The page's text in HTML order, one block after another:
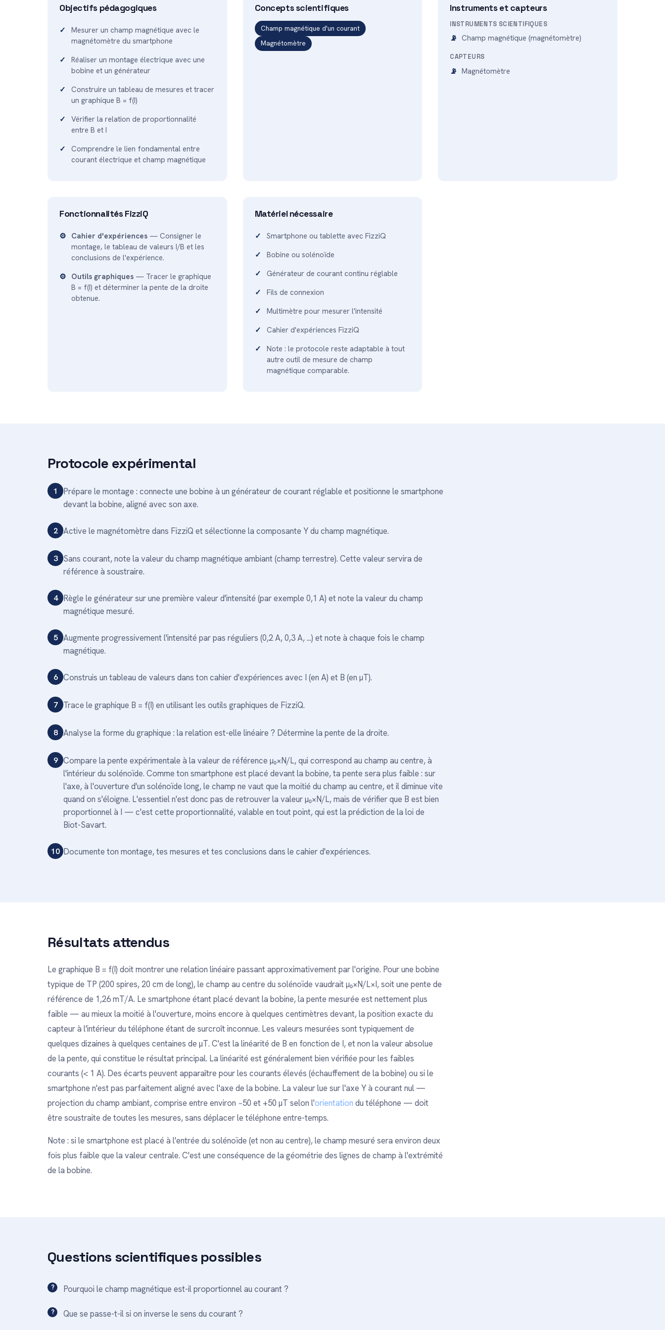
Objectifs pédagogiques
Mesurer un champ magnétique avec le
magnétomètre du smartphone
Réaliser un montage électrique avec une
bobine et un générateur
Construire un tableau de mesures et tracer
un graphique B = f(I)
Vérifier la relation de proportionnalité
entre B et I
Comprendre le lien fondamental entre
courant électrique et champ magnétique
Concepts scientifiques
Champ magnétique d'un courant
Magnétomètre
Instruments et capteurs
INSTRUMENTS SCIENTIFIQUES
Champ magnétique (magnétomètre)
CAPTEURS
Magnétomètre
Fonctionnalités FizziQ
Cahier d'expériences — Consigner le
montage, le tableau de valeurs I/B et les
conclusions de l'expérience.
Outils graphiques — Tracer le graphique
B = f(I) et déterminer la pente de la droite
obtenue.
Matériel nécessaire
Smartphone ou tablette avec FizziQ
Bobine ou solénoïde
Générateur de courant continu réglable
Fils de connexion
Multimètre pour mesurer l'intensité
Cahier d'expériences FizziQ
Note : le protocole reste adaptable à tout
autre outil de mesure de champ
magnétique comparable.
Protocole expérimental
1
Prépare le montage : connecte une bobine à un générateur de courant réglable et positionne le smartphone
devant la bobine, aligné avec son axe.
2 Active le magnétomètre dans FizziQ et sélectionne la composante Y du champ magnétique.
3 Sans courant, note la valeur du champ magnétique ambiant (champ terrestre). Cette valeur servira de
référence à soustraire.
4 Règle le générateur sur une première valeur d'intensité (par exemple 0,1 A) et note la valeur du champ
magnétique mesuré.
5 Augmente progressivement l'intensité par pas réguliers (0,2 A, 0,3 A, ...) et note à chaque fois le champ
magnétique.
6 Construis un tableau de valeurs dans ton cahier d'expériences avec I (en A) et B (en µT).
7 Trace le graphique B = f(I) en utilisant les outils graphiques de FizziQ.
8 Analyse la forme du graphique : la relation est-elle linéaire ? Détermine la pente de la droite.
9 Compare la pente expérimentale à la valeur de référence µ₀×N/L, qui correspond au champ au centre, à
l'intérieur du solénoïde. Comme ton smartphone est placé devant la bobine, ta pente sera plus faible : sur
l'axe, à l'ouverture d'un solénoïde long, le champ ne vaut que la moitié du champ au centre, et il diminue vite
quand on s'éloigne. L'essentiel n'est donc pas de retrouver la valeur µ₀×N/L, mais de vérifier que B est bien
proportionnel à I — c'est cette proportionnalité, valable en tout point, qui est la prédiction de la loi de
Biot-Savart.
10 Documente ton montage, tes mesures et tes conclusions dans le cahier d'expériences.
Résultats attendus
Le graphique B = f(I) doit montrer une relation linéaire passant approximativement par l'origine. Pour une bobine
typique de TP (200 spires, 20 cm de long), le champ au centre du solénoïde vaudrait µ₀×N/L×I, soit une pente de
référence de 1,26 mT/A. Le smartphone étant placé devant la bobine, la pente mesurée est nettement plus
faible — au mieux la moitié à l'ouverture, moins encore à quelques centimètres devant, la position exacte du
capteur à l'intérieur du téléphone étant de surcroît inconnue. Les valeurs mesurées sont typiquement de
quelques dizaines à quelques centaines de µT. C'est la linéarité de B en fonction de I, et non la valeur absolue
de la pente, qui constitue le résultat principal. La linéarité est généralement bien vérifiée pour les faibles
courants (< 1 A). Des écarts peuvent apparaître pour les courants élevés (échauffement de la bobine) ou si le
smartphone n'est pas parfaitement aligné avec l'axe de la bobine. La valeur lue sur l'axe Y à courant nul —
projection du champ ambiant, comprise entre environ −50 et +50 µT selon l'orientation du téléphone — doit
être soustraite de toutes les mesures, sans déplacer le téléphone entre-temps.
Note : si le smartphone est placé à l'entrée du solénoïde (et non au centre), le champ mesuré sera environ deux
fois plus faible que la valeur centrale. C'est une conséquence de la géométrie des lignes de champ à l'extrémité
de la bobine.
Questions scientifiques possibles
Pourquoi le champ magnétique est-il proportionnel au courant ?
Que se passe-t-il si on inverse le sens du courant ?